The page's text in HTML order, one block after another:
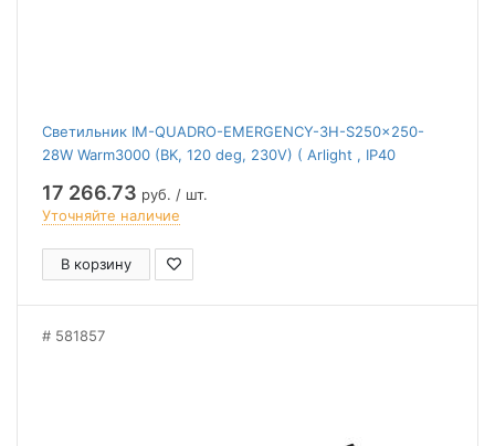
Светильник IM-QUADRO-EMERGENCY-3H-S250x250-
28W Warm3000 (BK, 120 deg, 230V) ( Arlight , IP40
17 266.73 руб. / шт.
Уточняйте наличие
В корзину
581857